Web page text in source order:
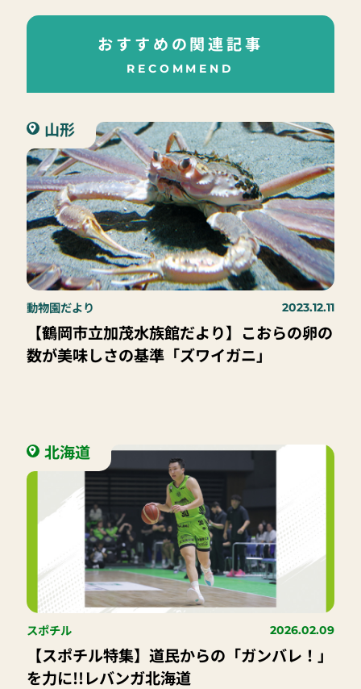
おすすめの関連記事
RECOMMEND
山形
動物園だより 2023.12.11
【鶴岡市立加茂水族館だより】こおらの卵の
数が美味しさの基準「ズワイガニ」
北海道
スポチル 2026.02.09
【スポチル特集】道民からの「ガンバレ！」
を力に!!レバンガ北海道